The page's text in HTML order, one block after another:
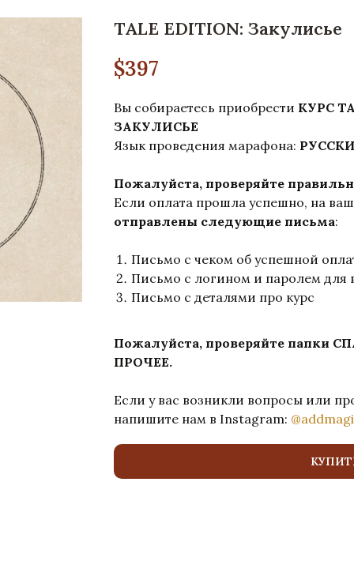
TALE EDITION: Закулисье
$397
Вы собираетесь приобрести КУРС
ЗАКУЛИСЬЕ
Язык проведения марафона:
Пожалуйста, проверяйте
Если оплата прошла успешно, на
отправлены следующие письма:
Письмо с чеком об успешной
Письмо с логином и паролем для
Письмо с деталями про курс
Пожалуйста, проверяйте папки
ПРОЧЕЕ.
Если у вас возникли вопросы или
напишите нам в Instagram: